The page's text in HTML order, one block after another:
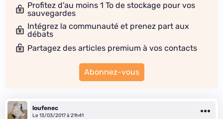
Profitez d'au moins 1 To de stockage pour vos
sauvegardes
Intégrez la communauté et prenez part aux
débats
Partagez des articles premium à vos contacts
Abonnez-vous
loufenec
Le 13/03/2017 à 21h41